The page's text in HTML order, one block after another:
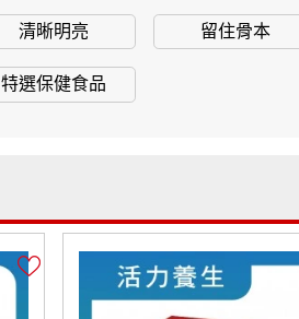
清晰明亮 留住骨本
特選保健食品